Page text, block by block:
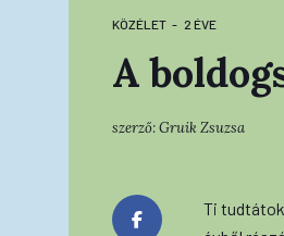
KÖZÉLET 2 ÉVE
A
szerző:Gruik Zsuzsa
Ti